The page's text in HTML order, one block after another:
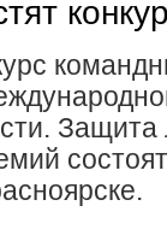
Защита